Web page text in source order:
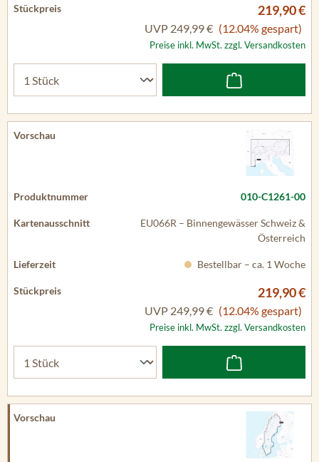
219,90 €
UVP 249,99 € (12.04% gespart)
Preise inkl. MwSt. zzgl. Versandkosten
010-C1261-00
EU066R – Binnengewässer Schweiz &
Österreich
Bestellbar – ca. 1 Woche
219,90 €
UVP 249,99 € (12.04% gespart)
Preise inkl. MwSt. zzgl. Versandkosten